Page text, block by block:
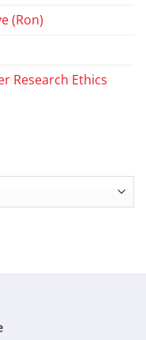
(Ron)
Research Ethics